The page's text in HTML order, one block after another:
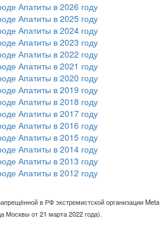
Апатиты в 2026 году
Апатиты в 2025 году
Апатиты в 2024 году
Апатиты в 2023 году
Апатиты в 2022 году
Апатиты в 2021 году
Апатиты в 2020 году
Апатиты в 2019 году
Апатиты в 2018 году
Апатиты в 2017 году
Апатиты в 2016 году
Апатиты в 2015 году
Апатиты в 2014 году
Апатиты в 2013 году
Апатиты в 2012 году
в РФ экстремистской организации Meta
Москвы от 21 марта 2022 года).